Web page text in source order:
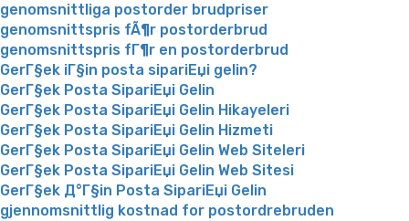
genomsnittliga postorder brudpriser
genomsnittspris fÃ¶r postorderbrud
genomsnittspris fГ¶r en postorderbrud
GerГ§ek iГ§in posta sipariЕџi gelin?
GerГ§ek Posta SipariЕџi Gelin
GerГ§ek Posta SipariЕџi Gelin Hikayeleri
GerГ§ek Posta SipariЕџi Gelin Hizmeti
GerГ§ek Posta SipariЕџi Gelin Web Siteleri
GerГ§ek Posta SipariЕџi Gelin Web Sitesi
GerГ§ek Д°Г§in Posta SipariЕџi Gelin
gjennomsnittlig kostnad for postordrebruden